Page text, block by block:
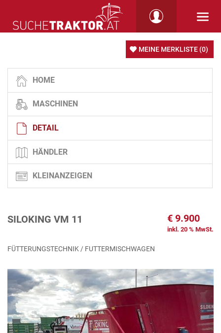
MEINE MERKLISTE (0)
HOME
MASCHINEN
DETAIL
HÄNDLER
KLEINANZEIGEN
SILOKING VM 11 € 9.900
inkl. 20 % MwSt.
FÜTTERUNGSTECHNIK / FUTTERMISCHWAGEN